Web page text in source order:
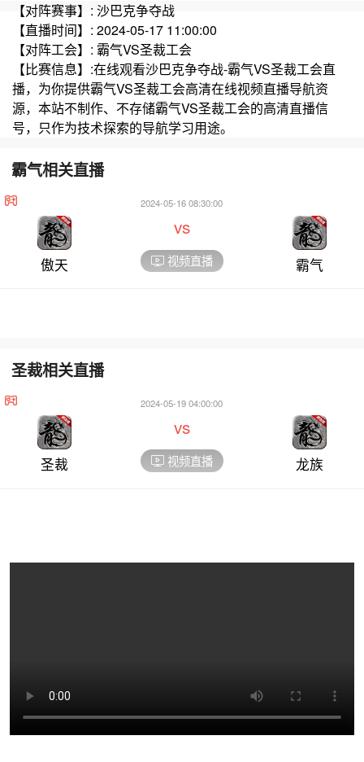
【对阵赛事】: 沙巴克争夺战
【直播时间】: 2024-05-17 11:00:00
【对阵工会】: 霸气VS圣裁工会
【比赛信息】:在线观看沙巴克争夺战-霸气VS圣裁工会直
播，为你提供霸气VS圣裁工会高清在线视频直播导航资
源，本站不制作、不存储霸气VS圣裁工会的高清直播信
号，只作为技术探索的导航学习用途。
霸气相关直播
傲天
2024-05-16 08:30:00
vs
视频直播 霸气
圣裁相关直播
圣裁
2024-05-19 04:00:00
vs
视频直播 龙族